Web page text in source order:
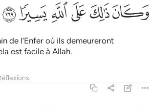
ﲰﲱﲲﲳﲴﲵ
de l’Enfer où ils demeureront
est facile à Allah.